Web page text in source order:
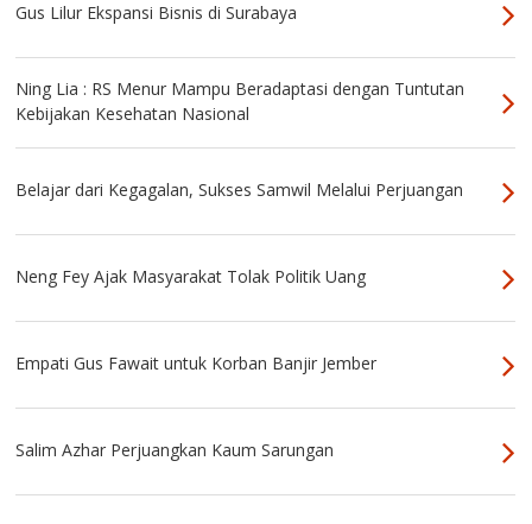
Gus Lilur Ekspansi Bisnis di Surabaya
Ning Lia : RS Menur Mampu Beradaptasi dengan Tuntutan
Kebijakan Kesehatan Nasional
Belajar dari Kegagalan, Sukses Samwil Melalui Perjuangan
Neng Fey Ajak Masyarakat Tolak Politik Uang
Empati Gus Fawait untuk Korban Banjir Jember
Salim Azhar Perjuangkan Kaum Sarungan